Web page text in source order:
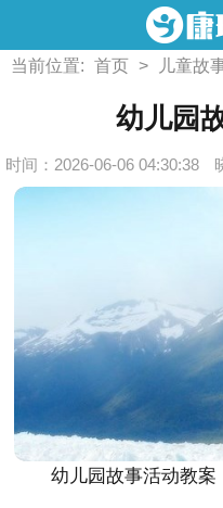
当前位置: 首页 > 儿童故
幼儿园
时间：2026-06-06 04:30:38
幼儿园故事活动教案